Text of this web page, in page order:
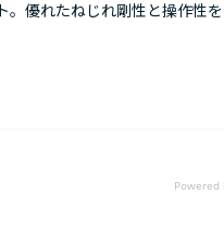
ト。優れたねじれ剛性と操作性を